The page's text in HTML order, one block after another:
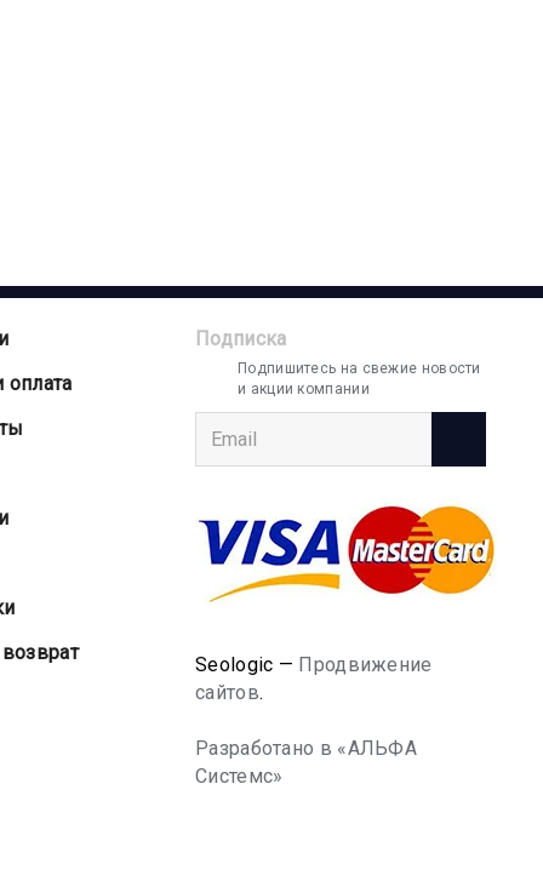
Подписка
Подпишитесь на свежие новости
и акции компании
Seologic — Продвижение
сайтов.
Разработано в «АЛЬФА
Системс»
оплата